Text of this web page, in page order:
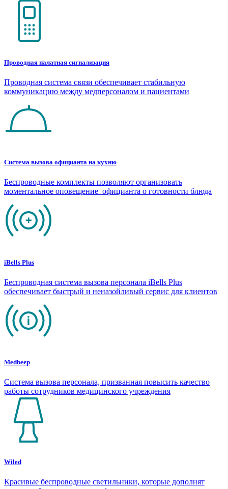
Проводная палатная сигнализация
Проводная система связи обеспечивает стабильную
коммуникацию между медперсоналом и пациентами
Система вызова официанта на кухню
Беспроводные комплекты позволяют организовать
моментальное оповещение официанта о готовности блюда
iBells Plus
Беспроводная система вызова персонала iBells Plus
обеспечивает быстрый и неназойливый сервис для клиентов
Medbeep
Система вызова персонала, призванная повысить качество
работы сотрудников медицинского учреждения
Wiled
Красивые беспроводные светильники, которые дополнят